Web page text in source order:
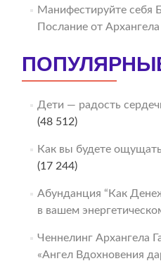
Манифестируйте себя
Послание от
Дети — радость
(48 512)
Как вы будете
(17 244)
Абунданция “Как
в вашем
Ченнелинг Архангела
«Ангел Вдохновения